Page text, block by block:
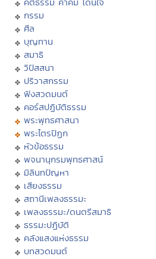
กรรม
ศีล
บุญทาน
สมาธิ
วิปัสสนา
ปริวาสกรรม
ฟังสวดมนต์
คอร์สปฏิบัติธรรม
พระพุทธศาสนา
พระไตรปิฏก
หัวข้อธรรม
พจนานุกรมพุทธศาสน์
มิลินทปัญหา
เสียงธรรม
สถานีเพลงธรรมะ
เพลงธรรมะ/ดนตรีสมาธิ
ธรรมะปฏิบัติ
คลังแสงแห่งธรรม
บทสวดมนต์